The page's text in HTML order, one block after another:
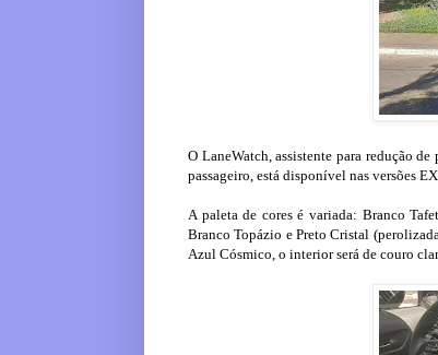
O LaneWatch, assistente para redução
passageiro, está disponível nas versões
A paleta de cores é variada: Branco
Branco Topázio e Preto Cristal
Azul Cósmico, o interior será de couro